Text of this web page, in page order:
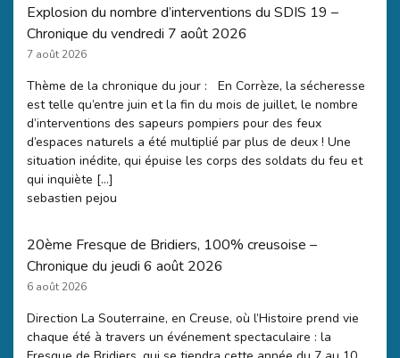
Explosion du nombre d’interventions du SDIS 19 –
Chronique du vendredi 7 août 2026
7 août 2026
Thème de la chronique du jour : En Corrèze, la sécheresse
est telle qu’entre juin et la fin du mois de juillet, le nombre
d’interventions des sapeurs pompiers pour des feux
d’espaces naturels a été multiplié par plus de deux ! Une
situation inédite, qui épuise les corps des soldats du feu et
qui inquiète […]
sebastien pejou
20ème Fresque de Bridiers, 100% creusoise –
Chronique du jeudi 6 août 2026
6 août 2026
Direction La Souterraine, en Creuse, où l’Histoire prend vie
chaque été à travers un événement spectaculaire : la